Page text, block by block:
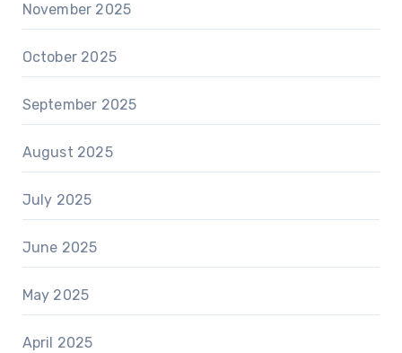
November 2025
October 2025
September 2025
August 2025
July 2025
June 2025
May 2025
April 2025